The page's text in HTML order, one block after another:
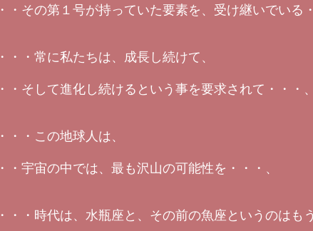
・・その第１号が持っていた要素を、受け継いでいる
・・・常に私たちは、成長し続けて、
・・そして進化し続けるという事を要求されて・・・、
・・・この地球人は、
・・宇宙の中では、最も沢山の可能性を・・・、
・・・時代は、水瓶座と、その前の魚座というのはも